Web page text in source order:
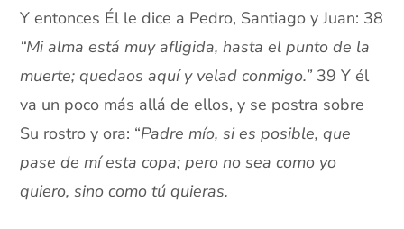
Y entonces Él le dice a Pedro, Santiago y Juan: 38
“Mi alma está muy afligida, hasta el punto de la
muerte; quedaos aquí y velad conmigo.” 39 Y él
va un poco más allá de ellos, y se postra sobre
Su rostro y ora: “Padre mío, si es posible, que
pase de mí esta copa; pero no sea como yo
quiero, sino como tú quieras.